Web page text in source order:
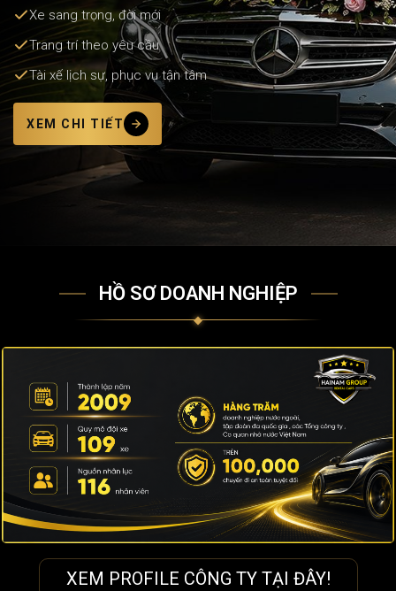
Xe sang trọng, đời mới
Trang trí theo yêu cầu
Tài xế lịch sự, phục vụ tận tâm
XEM CHI TIẾT
HỒ SƠ DOANH NGHIỆP
XEM PROFILE CÔNG TY TẠI ĐÂY!